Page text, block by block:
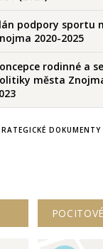
podpory sportu
2020-2025
rodinné a
města
DOKUMENTY